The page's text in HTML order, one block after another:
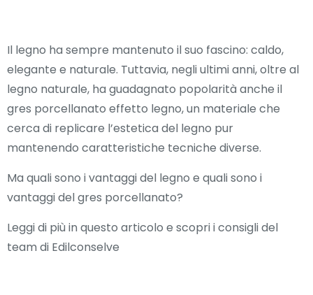
Il legno ha sempre mantenuto il suo fascino: caldo,
elegante e naturale. Tuttavia, negli ultimi anni, oltre al
legno naturale, ha guadagnato popolarità anche il
gres porcellanato effetto legno, un materiale che
cerca di replicare l’estetica del legno pur
mantenendo caratteristiche tecniche diverse.
Ma quali sono i vantaggi del legno e quali sono i
vantaggi del gres porcellanato?
Leggi di più in questo articolo e scopri i consigli del
team di Edilconselve